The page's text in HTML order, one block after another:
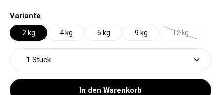
Variante
2 kg 4 kg 6 kg 9 kg 12 kg
(Diese
Produkt Anzahl: Gib den gewünschten Wert ein
In den Warenkorb